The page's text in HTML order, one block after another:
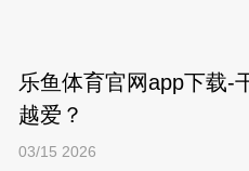
乐鱼体育官网app下载-
越爱？
03/15 2026